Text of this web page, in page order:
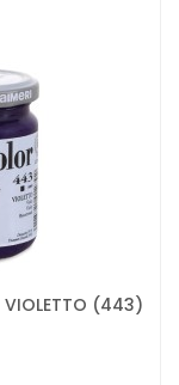
VIOLETTO (443)